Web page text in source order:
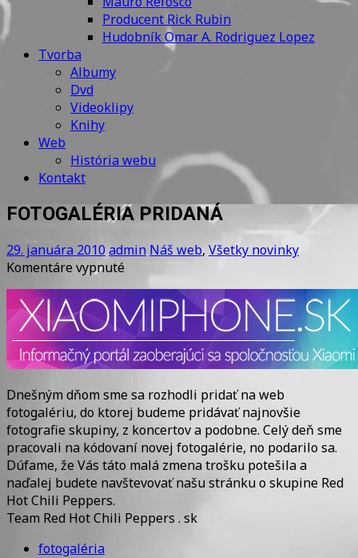
Producent Rick Rubin
Hudobník Omar A. Rodriguez Lopez
Tvorba
Albumy
Dvd
Videoklipy
Knihy
Web
História webu
Kontakt
FOTOGALÉRIA PRIDANÁ
29. januára 2010admin Náš web, Všetky novinky
Komentáre vypnuté
PRIDANÁ
Dnešným dňom sme sa rozhodli pridať na web
fotogalériu, do ktorej budeme pridávať najnovšie
fotografie skupiny, z koncertov a podobne. Celý deň sme
pracovali na kódovaní novej fotogalérie, no podarilo sa.
Dúfame, že Vás táto malá zmena trošku potešila a
naďalej budete navštevovať našu stránku o skupine Red
Hot Chili Peppers.
Team Red Hot Chili Peppers . sk
fotogaléria